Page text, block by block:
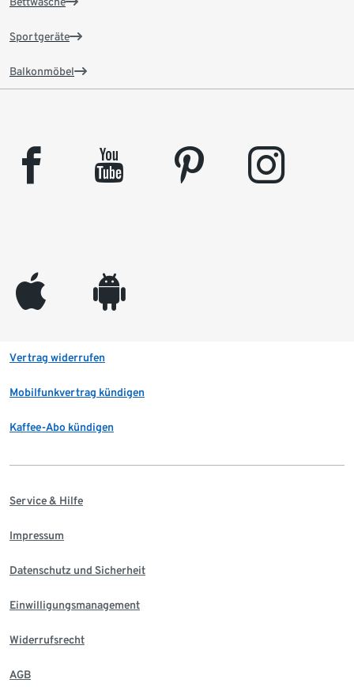
Sportgeräte
Balkonmöbel
facebook youtube pinterest instagram
appleinc android
Vertrag widerrufen
Mobilfunkvertrag kündigen
Kaffee-Abo kündigen
Service & Hilfe
Impressum
Datenschutz und Sicherheit
Einwilligungsmanagement
Widerrufsrecht
AGB